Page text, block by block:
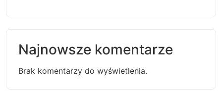
Najnowsze komentarze
Brak komentarzy do wyświetlenia.